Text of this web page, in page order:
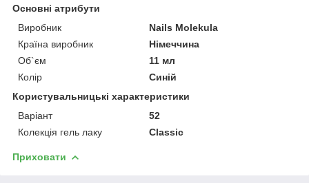
Основні атрибути
Виробник
Nails Molekula
Країна виробник
Німеччина
Об`єм
11 мл
Колір
Синій
Користувальницькі характеристики
Варіант
52
Колекція гель лаку
Classic
Приховати